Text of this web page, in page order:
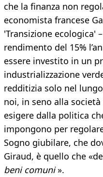
che la finanza non
economista francese
'Transizione ecologica'
rendimento del 15%
essere investito in un
industrializzazione
redditizia solo nel
noi, in seno alla
esigere dalla politica
impongono per
Sogno giubilare, che
Giraud, è quello che
beni comuni».